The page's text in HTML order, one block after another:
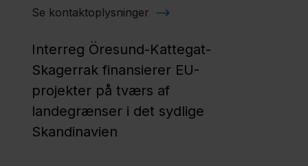
Interreg
Öresund-
Kattegat-
Skagerrak
Se kontaktoplysninger
Interreg Öresund-Kattegat-
Skagerrak finansierer EU-
projekter på tværs af
landegrænser i det sydlige
Skandinavien